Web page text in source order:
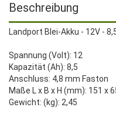
Beschreibung
Landport Blei-Akku - 12V -
Spannung (Volt): 12
Kapazität (Ah): 8,5
Anschluss: 4,8 mm Faston
Maße L x B x H (mm): 151 x
Gewicht: (kg): 2,45